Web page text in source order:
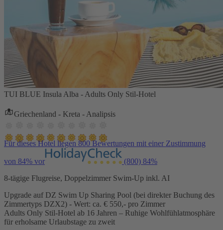
TUI BLUE Insula Alba - Adults Only Stil-Hotel
Griechenland - Kreta - Analipsis
Für dieses Hotel liegen 800 Bewertungen mit einer Zustimmung
von 84% vor (800) 84%
8-tägige Flugreise, Doppelzimmer Swim-Up inkl. AI
Upgrade auf DZ Swim Up Sharing Pool (bei direkter Buchung des
Zimmertyps DZX2) - Wert: ca. € 550,- pro Zimmer
Adults Only Stil-Hotel ab 16 Jahren – Ruhige Wohlfühlatmosphäre
für erholsame Urlaubstage zu zweit